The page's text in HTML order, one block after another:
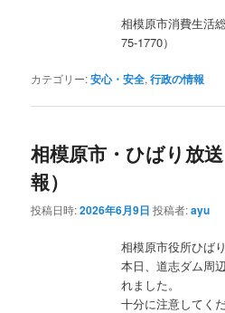
相模原市消費生活
75-1770）
カテゴリー:安心・安全,行政の情報
相模原市・ひばり放
報）
投稿日時:2026年6月9日 投稿者:ayu
相模原市役所ひば
本日、道志ダム周
れました。
十分に注意してくだ